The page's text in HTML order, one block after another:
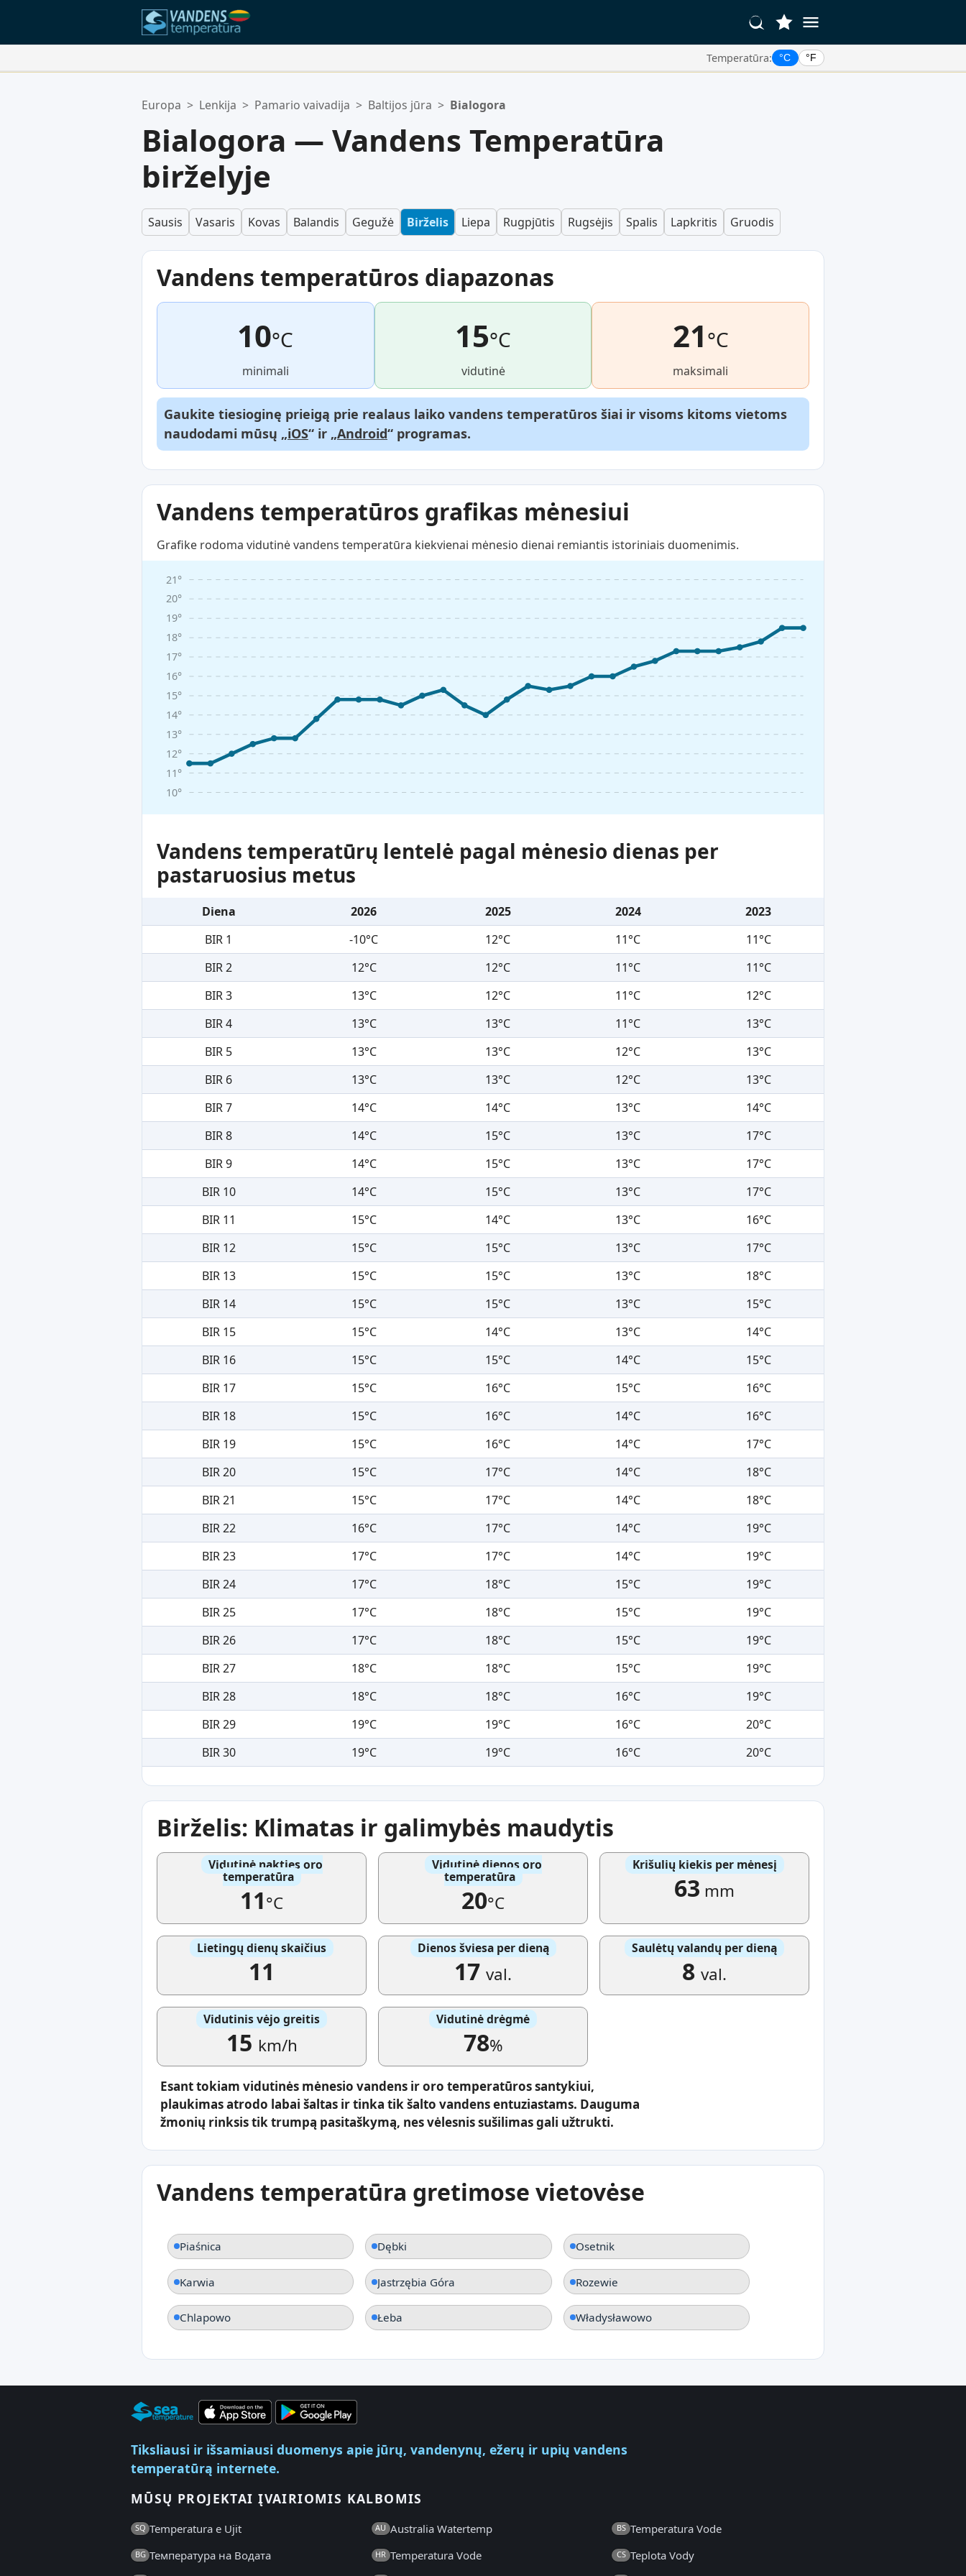
Temperatūra: °C °F
Jūsų mėgstamiausių sąrašas yra tuščias.
Europa > Lenkija > Pamario vaivadija > Baltijos jūra > Bialogora
Bialogora — Vandens Temperatūra
birželyje
Sausis Vasaris Kovas Balandis Gegužė Birželis Liepa Rugpjūtis Rugsėjis Spalis Lapkritis Gruodis
Vandens temperatūros diapazonas
10°C
minimali
15°C
vidutinė
21°C
maksimali
Gaukite tiesioginę prieigą prie realaus laiko vandens temperatūros šiai ir visoms kitoms vietoms
naudodami mūsų „iOS“ ir „Android“ programas.
Vandens temperatūros grafikas mėnesiui
Grafike rodoma vidutinė vandens temperatūra kiekvienai mėnesio dienai remiantis istoriniais duomenimis.
10°
11°
12°
13°
14°
15°
16°
17°
18°
19°
20°
21°
Vandens temperatūrų lentelė pagal mėnesio dienas per
pastaruosius metus
Diena 2026 2025 2024
2023
BIR 1
-10°C 12°C 11°C
11°C
BIR 2
12°C 12°C 11°C
11°C
BIR 3
13°C 12°C 11°C
12°C
BIR 4
13°C 13°C 11°C
13°C
BIR 5
13°C 13°C 12°C
13°C
BIR 6
13°C 13°C 12°C
13°C
BIR 7
14°C 14°C 13°C
14°C
BIR 8
14°C 15°C 13°C
17°C
BIR 9
14°C 15°C 13°C
17°C
BIR 10
14°C 15°C 13°C
17°C
BIR 11
15°C 14°C 13°C
16°C
BIR 12
15°C 15°C 13°C
17°C
BIR 13
15°C 15°C 13°C
18°C
BIR 14
15°C 15°C 13°C
15°C
BIR 15
15°C 14°C 13°C
14°C
BIR 16
15°C 15°C 14°C
15°C
BIR 17
15°C 16°C 15°C
16°C
BIR 18
15°C 16°C 14°C
16°C
BIR 19
15°C 16°C 14°C
17°C
BIR 20
15°C 17°C 14°C
18°C
BIR 21
15°C 17°C 14°C
18°C
BIR 22
16°C 17°C 14°C
19°C
BIR 23
17°C 17°C 14°C
19°C
BIR 24
17°C 18°C 15°C
19°C
BIR 25
17°C 18°C 15°C
19°C
BIR 26
17°C 18°C 15°C
19°C
BIR 27
18°C 18°C 15°C
19°C
BIR 28
18°C 18°C 16°C
19°C
BIR 29
19°C 19°C 16°C
20°C
BIR 30
19°C 19°C 16°C 20°C
Birželis: Klimatas ir galimybės maudytis
Vidutinė nakties oro
temperatūra
11°C
Vidutinė dienos oro
temperatūra
20°C
Krišulių kiekis per mėnesį
63 mm
Lietingų dienų skaičius
11
Dienos šviesa per dieną
17 val.
Saulėtų valandų per dieną
8 val.
Vidutinis vėjo greitis
15 km/h
Vidutinė drėgmė
78%
Esant tokiam vidutinės mėnesio vandens ir oro temperatūros santykiui,
plaukimas atrodo labai šaltas ir tinka tik šalto vandens entuziastams. Dauguma
žmonių rinksis tik trumpą pasitaškymą, nes vėlesnis sušilimas gali užtrukti.
Vandens temperatūra gretimose vietovėse
Piaśnica Dębki Osetnik
Karwia Jastrzębia Góra Rozewie
Chlapowo Łeba Władysławowo
Tiksliausi ir išsamiausi duomenys apie jūrų, vandenynų, ežerų ir upių vandens
temperatūrą internete.
MŪSŲ PROJEKTAI ĮVAIRIOMIS KALBOMIS
SQ Temperatura e Ujit AU Australia Watertemp BS Temperatura Vode
BG Температура на Водата HR Temperatura Vode CS Teplota Vody